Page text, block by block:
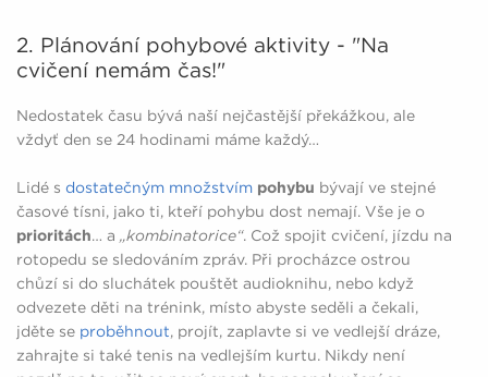
2. Plánování pohybové aktivity - "Na
cvičení nemám čas!"
Nedostatek času bývá naší nejčastější překážkou, ale
vždyť den se 24 hodinami máme každý…
Lidé s dostatečným množstvím pohybu bývají ve stejné
časové tísni, jako ti, kteří pohybu dost nemají. Vše je o
prioritách… a „kombinatorice“. Což spojit cvičení, jízdu na
rotopedu se sledováním zpráv. Při procházce ostrou
chůzí si do sluchátek pouštět audioknihu, nebo když
odvezete děti na trénink, místo abyste seděli a čekali,
jděte se proběhnout, projít, zaplavte si ve vedlejší dráze,
zahrajte si také tenis na vedlejším kurtu. Nikdy není